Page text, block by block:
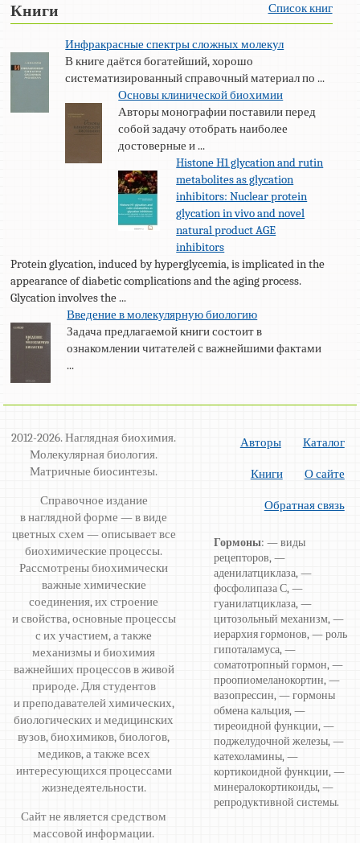
Книги Список книг
Инфракрасные спектры сложных молекул
В книге даётся богатейший, хорошо
систематизированный справочный материал по ...
Основы клинической биохимии
Авторы монографии поставили перед
собой задачу отобрать наиболее
достоверные и ...
Histone H1 glycation and rutin
metabolites as glycation
inhibitors: Nuclear protein
glycation in vivo and novel
natural product AGE
inhibitors
Protein glycation, induced by hyperglycemia, is implicated in the
appearance of diabetic complications and the aging process.
Glycation involves the ...
Введение в молекулярную биологию
Задача предлагаемой книги состоит в
ознакомлении читателей с важнейшими фактами
...
2012-2026. Наглядная биохимия.
Молекулярная биология.
Матричные биосинтезы.
Справочное издание
в наглядной форме — в виде
цветных схем — описывает все
биохимические процессы.
Рассмотрены биохимически
важные химические
соединения, их строение
и свойства, основные процессы
с их участием, а также
механизмы и биохимия
важнейших процессов в живой
природе. Для студентов
и преподавателей химических,
биологических и медицинских
вузов, биохимиков, биологов,
медиков, а также всех
интересующихся процессами
жизнедеятельности.
Сайт не является средством
массовой информации.
Авторы Каталог
Книги О сайте
Обратная связь
Гормоны: — виды
рецепторов, —
аденилатциклаза, —
фосфолипаза С, —
гуанилатциклаза, —
цитозольный механизм, —
иерархия гормонов, — роль
гипоталамуса, —
соматотропный гормон, —
проопиомеланокортин, —
вазопрессин, — гормоны
обмена кальция, —
тиреоидной функции, —
поджелудочной железы, —
катехоламины, —
кортикоидной функции, —
минералокортикоиды, —
репродуктивной системы.